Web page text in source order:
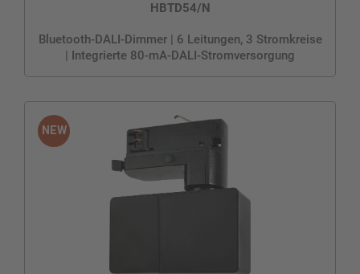
HBTD54/N
Bluetooth-DALI-Dimmer | 6 Leitungen, 3 Stromkreise
| Integrierte 80-mA-DALI-Stromversorgung